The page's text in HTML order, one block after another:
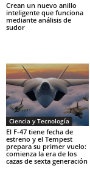
Crean un nuevo anillo
inteligente que funciona
mediante análisis de
sudor
Ciencia y Tecnología
El F-47 tiene fecha de
estreno y el Tempest
prepara su primer vuelo:
comienza la era de los
cazas de sexta generación